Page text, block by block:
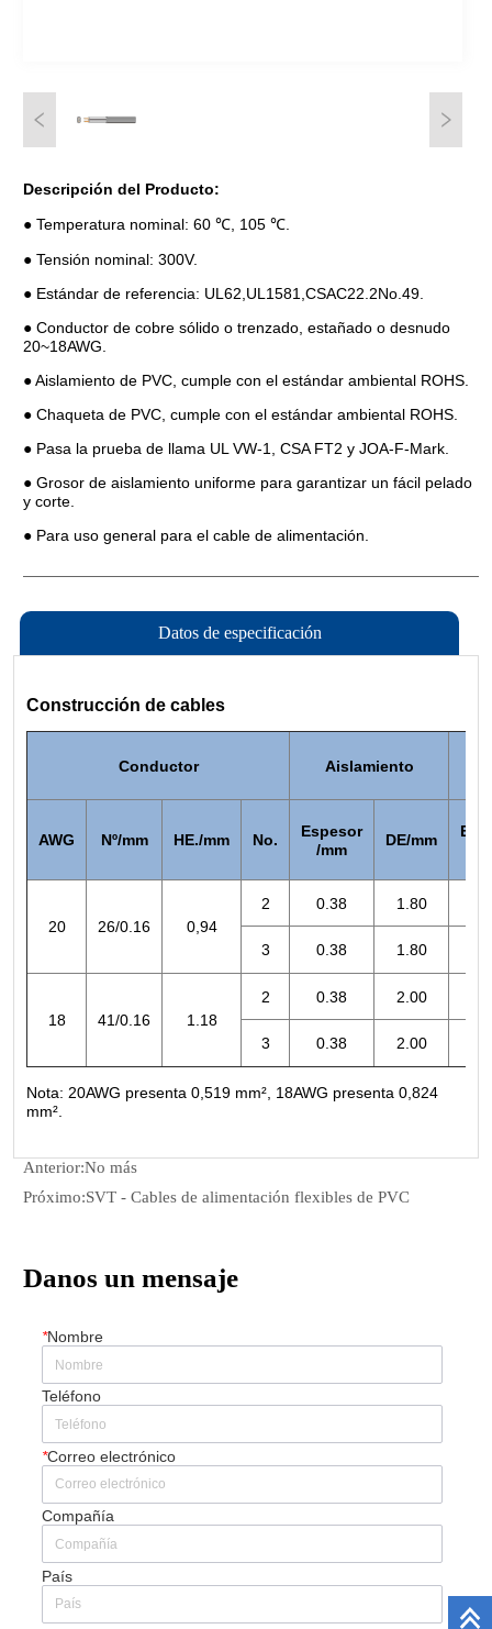
Datos de especificación
Anterior:No más
Próximo:SVT - Cables de alimentación flexibles de PVC
Danos un mensaje
*Nombre
Teléfono
*Correo electrónico
Compañía
País